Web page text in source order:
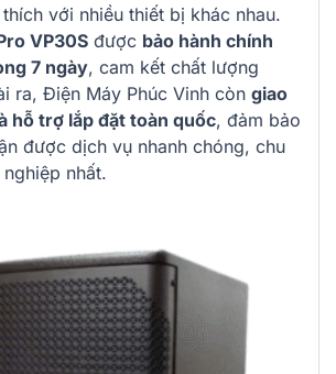
với nhiều thiết bị khác nhau.
VP30S được bảo hành chính
7 ngày, cam kết chất lượng
ra, Điện Máy Phúc Vinh còn giao
hỗ trợ lắp đặt toàn quốc, đảm bảo
được dịch vụ nhanh chóng, chu
nhất.